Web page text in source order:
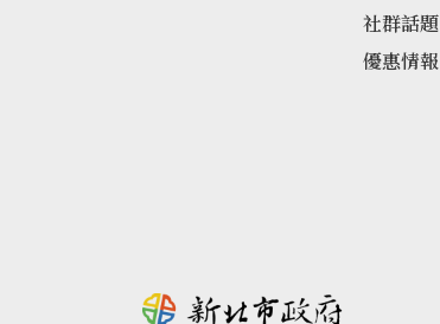
社群話題
優惠情報